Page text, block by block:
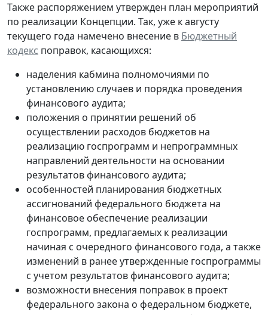
Также распоряжением утвержден план мероприятий
по реализации Концепции. Так, уже к августу
текущего года намечено внесение в Бюджетный
кодекс поправок, касающихся:
наделения кабмина полномочиями по
установлению случаев и порядка проведения
финансового аудита;
положения о принятии решений об
осуществлении расходов бюджетов на
реализацию госпрограмм и непрограммных
направлений деятельности на основании
результатов финансового аудита;
особенностей планирования бюджетных
ассигнований федерального бюджета на
финансовое обеспечение реализации
госпрограмм, предлагаемых к реализации
начиная с очередного финансового года, а также
изменений в ранее утвержденные госпрограммы
с учетом результатов финансового аудита;
возможности внесения поправок в проект
федерального закона о федеральном бюджете,